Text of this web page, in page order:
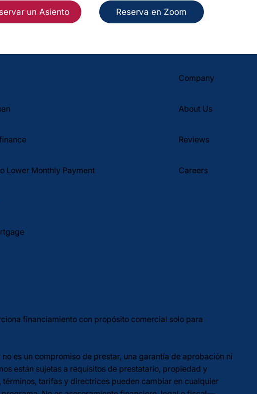
un Asiento Reserva en Zoom
Lower Monthly Payment
Company
About Us
Reviews
Careers
financiamiento con propósito comercial solo para
es un compromiso de prestar, una garantía de aprobación ni
están sujetas a requisitos de prestatario, propiedad y
tarifas y directrices pueden cambiar en cualquier